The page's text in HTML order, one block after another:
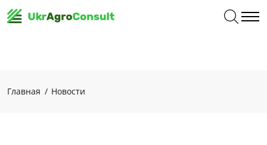
Главная Новости